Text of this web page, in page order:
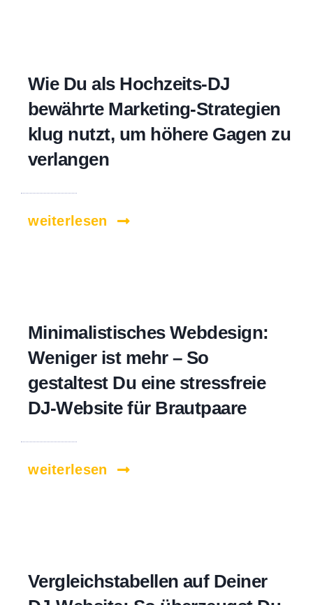
Wie Du als Hochzeits-DJ
bewährte Marketing-Strategien
klug nutzt, um höhere Gagen zu
verlangen
weiterlesen
Minimalistisches Webdesign:
Weniger ist mehr – So
gestaltest Du eine stressfreie
DJ-Website für Brautpaare
weiterlesen
Vergleichstabellen auf Deiner